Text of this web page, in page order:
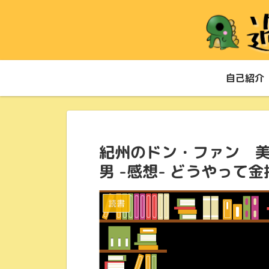
自己紹介
紀州のドン・ファン
男 -感想- どうやって金
読書